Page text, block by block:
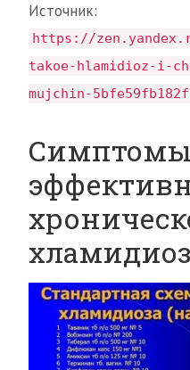
Источник:
https://
takoe-hlamidioz-i-
mujchin-